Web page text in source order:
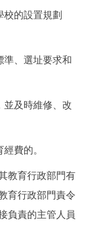
的設置規劃
、選址要求和
及時維修、改
費的。
育行政部門有
育行政部門責令
負責的主管人員